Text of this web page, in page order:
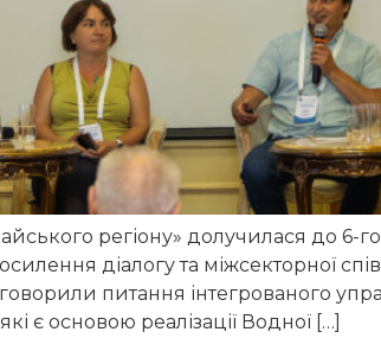
регіону» долучилася до 6-го
діалогу та міжсекторної
питання інтегрованого
є основою реалізації Водної […]